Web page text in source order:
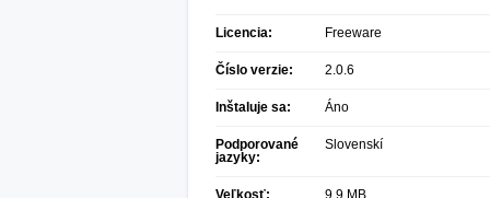
Licencia: Freeware
Číslo verzie: 2.0.6
Inštaluje sa: Áno
Podporované
jazyky:
Slovenskí
Veľkosť: 9,9 MB